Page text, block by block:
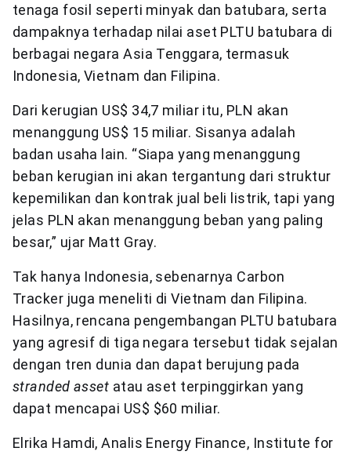
tenaga fosil seperti minyak dan batubara, serta
dampaknya terhadap nilai aset PLTU batubara di
berbagai negara Asia Tenggara, termasuk
Indonesia, Vietnam dan Filipina.
Dari kerugian US$ 34,7 miliar itu, PLN akan
menanggung US$ 15 miliar. Sisanya adalah
badan usaha lain. “Siapa yang menanggung
beban kerugian ini akan tergantung dari struktur
kepemilikan dan kontrak jual beli listrik, tapi yang
jelas PLN akan menanggung beban yang paling
besar,” ujar Matt Gray.
Tak hanya Indonesia, sebenarnya Carbon
Tracker juga meneliti di Vietnam dan Filipina.
Hasilnya, rencana pengembangan PLTU batubara
yang agresif di tiga negara tersebut tidak sejalan
dengan tren dunia dan dapat berujung pada
stranded asset atau aset terpinggirkan yang
dapat mencapai US$ $60 miliar.
Elrika Hamdi, Analis Energy Finance, Institute for